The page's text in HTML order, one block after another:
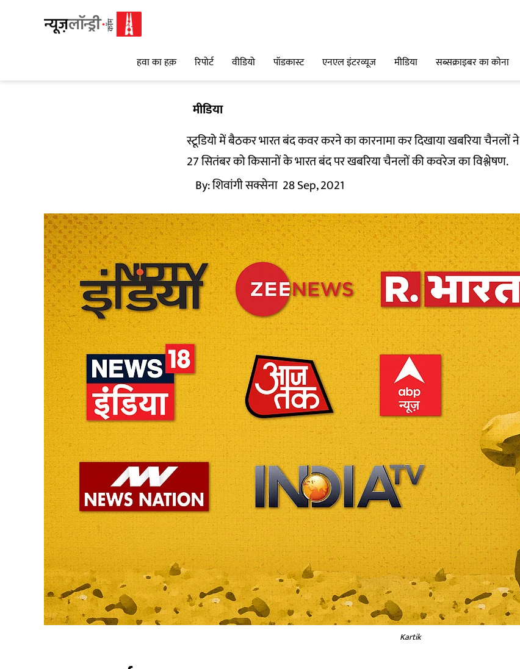
हवा का हक़ रिपोर्ट वीडियो पॉडकास्ट एनएल इंटरव्यूज मीडिया सब्सक्राइबर का कोना
मीडिया
स्टूडियो में बैठकर भारत बंद कवर करने का कारनामा कर दिखाया खबरिया चैनलों ने
27 सितंबर को किसानों के भारत बंद पर खबरिया चैनलों की कवरेज का विश्लेषण.
By:शिवांगी सक्सेना 28 Sep, 2021
Kartik